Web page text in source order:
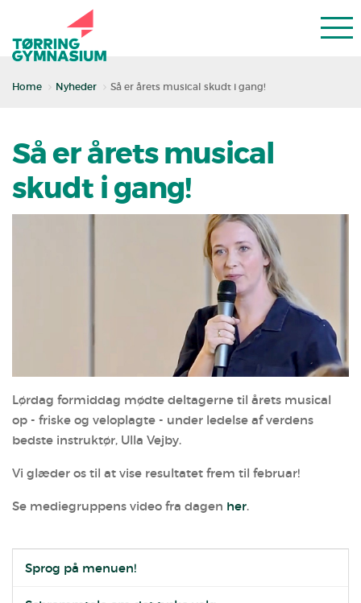
Home Nyheder Så er årets musical skudt i gang!
Så er årets musical
skudt i gang!
Lørdag formiddag mødte deltagerne til årets musical
op - friske og veloplagte - under ledelse af verdens
bedste instruktør, Ulla Vejby.
Vi glæder os til at vise resultatet frem til februar!
Se mediegruppens video fra dagen her.
Sprog på menuen!